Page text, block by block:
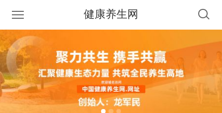
健康养生网
国家层面连发新政！康养产业纳入银发经济核心发展赛道
随着我国老龄化进程持续深化，银发经济已成为推动经济高质量发展的新增长极。2026年初以来，国 家层面密集出台重磅新政，民政部等八部门、自然资源部等三部门相继发文，明确将康养产业纳入银发经济核心发展赛道，通过要素保障、主体培育、科技赋能等多维度发力，破解产业发展瓶颈，激活市场活力，推动康养产业从“基础兜底”向“品质提质”转型，让老年群体共享发展红利。